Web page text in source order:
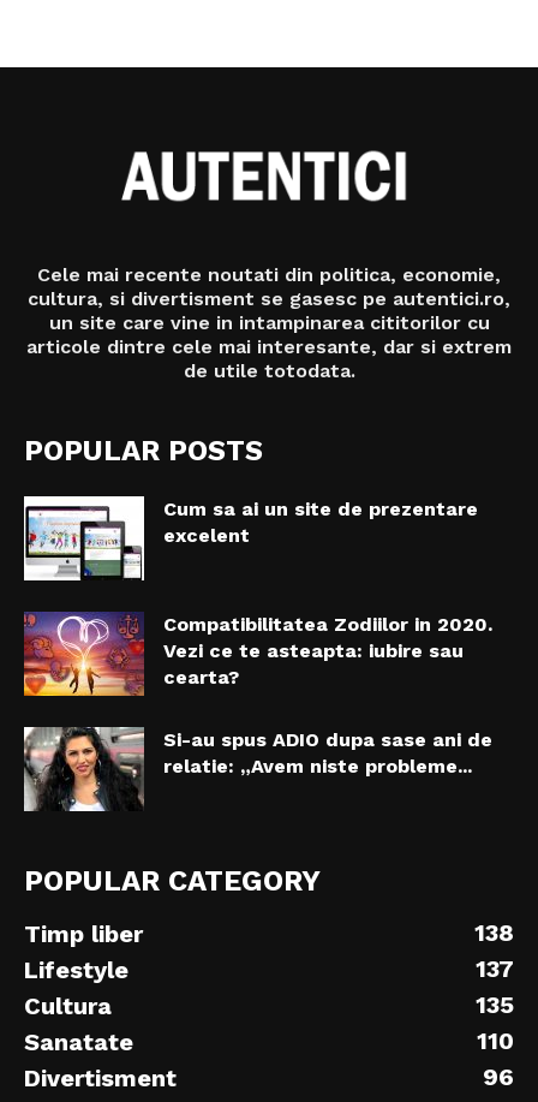
Cele mai recente noutati din politica, economie,
cultura, si divertisment se gasesc pe autentici.ro,
un site care vine in intampinarea cititorilor cu
articole dintre cele mai interesante, dar si extrem
de utile totodata.
POPULAR POSTS
Cum sa ai un site de prezentare
excelent
Compatibilitatea Zodiilor in 2020.
Vezi ce te asteapta: iubire sau
cearta?
Si-au spus ADIO dupa sase ani de
relatie: „Avem niste probleme...
POPULAR CATEGORY
Timp liber
138
Lifestyle
137
Cultura
135
Sanatate
110
Divertisment
96